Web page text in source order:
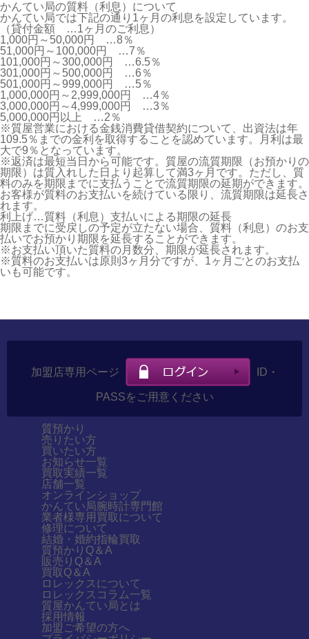
かんてい局の質料 （利息） について
かんてい局では下記の通り1ヶ月の利息を設定しています。
（貸付金額 …1ヶ月のご利息）
1,000円～50,000円 …8％
51,000円～100,000円 …7％
101,000円～300,000円 …6.5％
301,000円～500,000円 …6％
501,000円～999,000円 …5％
1,000,000円～2,999,000円 …4％
3,000,000円～4,999,000円 …3％
5,000,000円以上 …2％
※質屋営業における金銭消費貸借契約について、出資法は年
109.5％までの金利を取得することを認めています。月利は最
大で9％となっています。
※返済は最短当日から可能です。質屋の流質期限（お預かりの
期限）は質入れした日より起算して満3ヶ月です。ただし、質
料のみを期限までに支払うことで流質期限の延期ができます。
お客様が質料のお支払いを続けている限り、流質期限は延長さ
れます。
利上げ…質料 （利息） 支払いによる期限の延長
期限までに受戻しの予定が立たない場合、質料（利息）のお支
払いでお預かり期限を延長することができます。
※お支払い頂いた質料の月数分、期限が延長されます。
※質料のお支払いは原則3ヶ月分ですが、1ヶ月ごとのお支払
いも可能です。
加盟店専用ページ ID・
PASSをご用意ください
質預かり
売りたい方
買いたい方
お知らせ一覧
買取実績一覧
店舗一覧
オンラインショップ
かんてい局腕時計専門館
業者様専用買取について
修理について
結婚・婚約指輪買取
質預かりQ＆A
販売りQ＆A
買取Q＆A
ロレックスについて
ロレックスコラム一覧
質屋かんてい局とは
採用情報
加盟ご希望の方へ